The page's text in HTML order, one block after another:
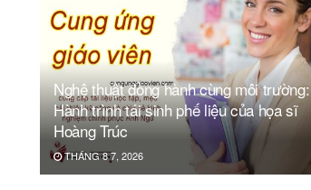
Nghệ thuật đồng hành cùng môi trường:
Hành trình tái sinh phế liệu của họa sĩ
Hoàng Trúc
THÁNG 8 7, 2026